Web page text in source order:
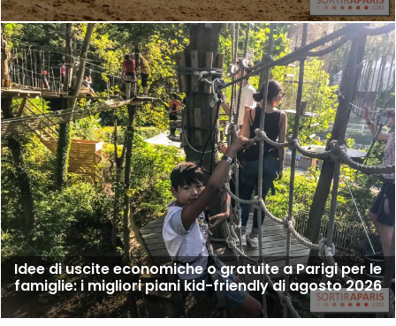
Idee di uscite economiche o gratuite a Parigi per le
famiglie: i migliori piani kid-friendly di agosto 2026